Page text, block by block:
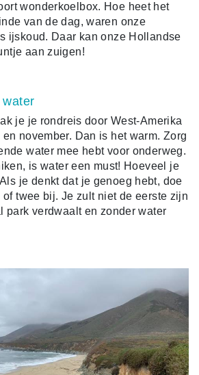
wonderkoelbox. Hoe heet het
van de dag, waren onze
ijskoud. Daar kan onze Hollandse
aan zuigen!
water
je je rondreis door West-Amerika
november. Dan is het warm. Zorg
water mee hebt voor onderweg.
is water een must! Hoeveel je
je denkt dat je genoeg hebt, doe
twee bij. Je zult niet de eerste zijn
park verdwaalt en zonder water